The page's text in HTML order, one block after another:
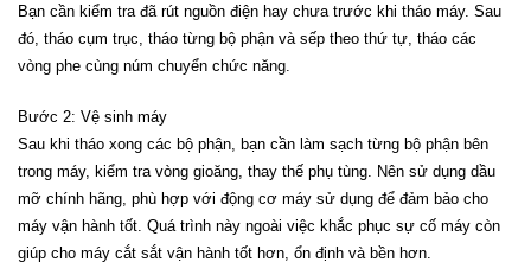
Bạn cần kiểm tra đã rút nguồn điện hay chưa trước khi tháo máy. Sau
đó, tháo cụm trục, tháo từng bộ phận và sếp theo thứ tự, tháo các
vòng phe cùng núm chuyển chức năng.
Bước 2: Vệ sinh máy
Sau khi tháo xong các bộ phận, bạn cần làm sạch từng bộ phận bên
trong máy, kiểm tra vòng gioăng, thay thế phụ tùng. Nên sử dụng dầu
mỡ chính hãng, phù hợp với động cơ máy sử dụng để đảm bảo cho
máy vận hành tốt. Quá trình này ngoài việc khắc phục sự cố máy còn
giúp cho máy cắt sắt vận hành tốt hơn, ổn định và bền hơn.